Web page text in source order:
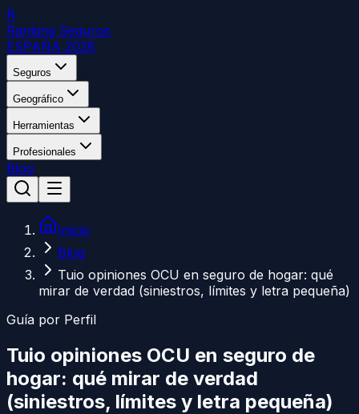
R
Ranking Seguros
ESPAÑA 2026
Seguros
Geográfico
Herramientas
Profesionales
Blog
Inicio
Blog
Tuio opiniones OCU en seguro de hogar: qué
mirar de verdad (siniestros, límites y letra pequeña)
Guía por Perfil
Tuio opiniones OCU en seguro de
hogar: qué mirar de verdad
(siniestros, límites y letra pequeña)